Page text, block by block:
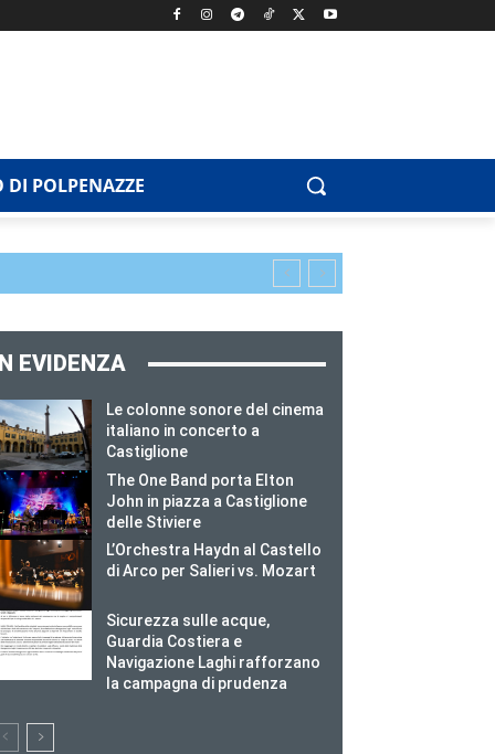
DI POLPENAZZE
EVIDENZA
Le colonne sonore del cinema
italiano in concerto a
Castiglione
The One Band porta Elton
John in piazza a Castiglione
delle Stiviere
L’Orchestra Haydn al Castello
di Arco per Salieri vs. Mozart
Sicurezza sulle acque,
Guardia Costiera e
Navigazione Laghi rafforzano
la campagna di prudenza